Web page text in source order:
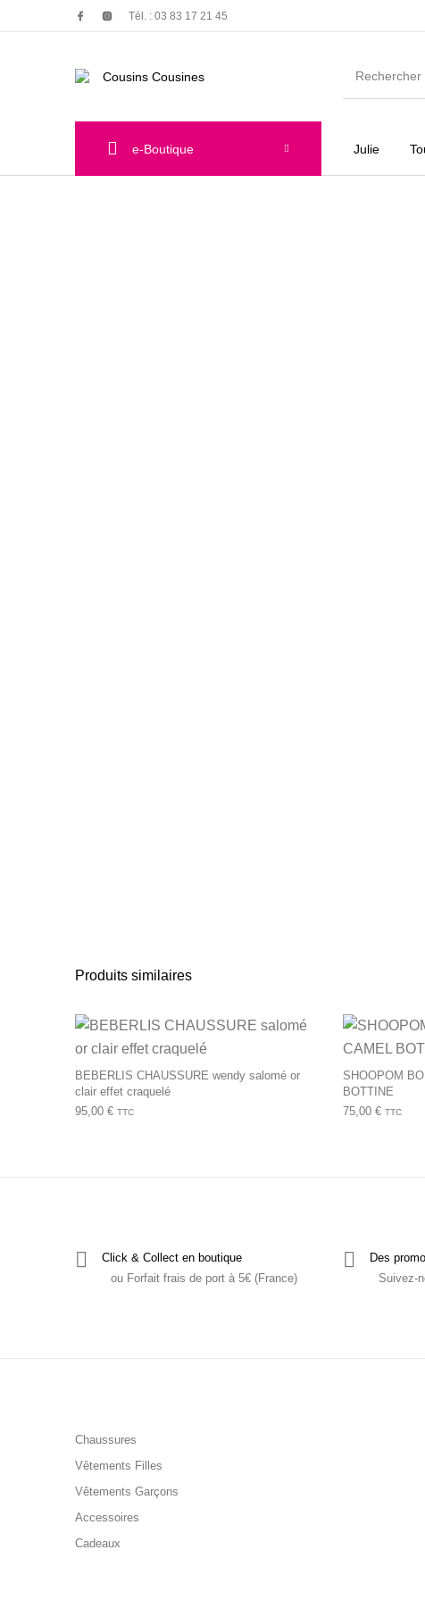
Tél. : 03 83 17 21 45
Julie
e-Boutique
Produits similaires
BEBERLIS CHAUSSURE wendy salomé or
clair effet craquelé
95,00 € TTC
SHOOPOM
BOTTINE
75,00 € TTC
Click & Collect en boutique
ou Forfait frais de port à 5€ (France)
Des
Suivez-
Chaussures
Vêtements Filles
Vêtements Garçons
Accessoires
Cadeaux